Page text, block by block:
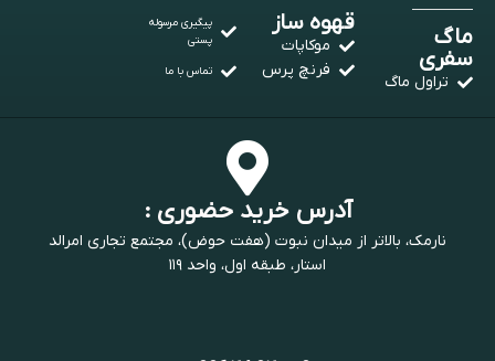
ماگ
سفری
تراول ماگ
قهوه ساز
موکاپات
فرنچ پرس
پیگیری مرسوله
پستی
تماس با ما
آدرس خرید حضوری :
نارمک، بالاتر از میدان نبوت (هفت حوض)، مجتمع تجاری امرالد
استار، طبقه اول، واحد ۱۱۹